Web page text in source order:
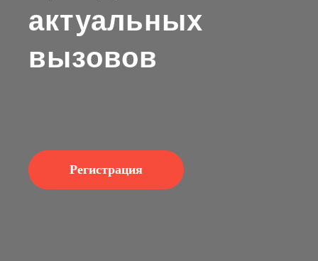
актуальных
вызовов
Регистрация